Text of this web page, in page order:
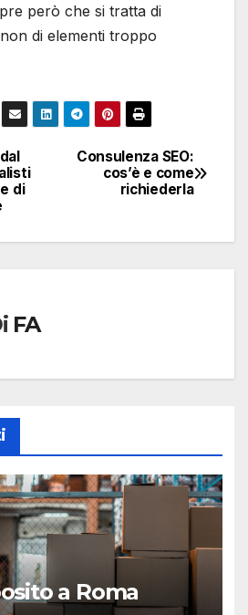
però che si tratta di
di elementi troppo
Consulenza SEO:
cos’è e come
richiederla
di
FA
a Roma